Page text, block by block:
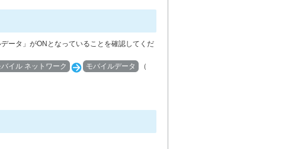
ータ」がONとなっていることを確認してくだ
バイル ネットワーク モバイルデータ
（